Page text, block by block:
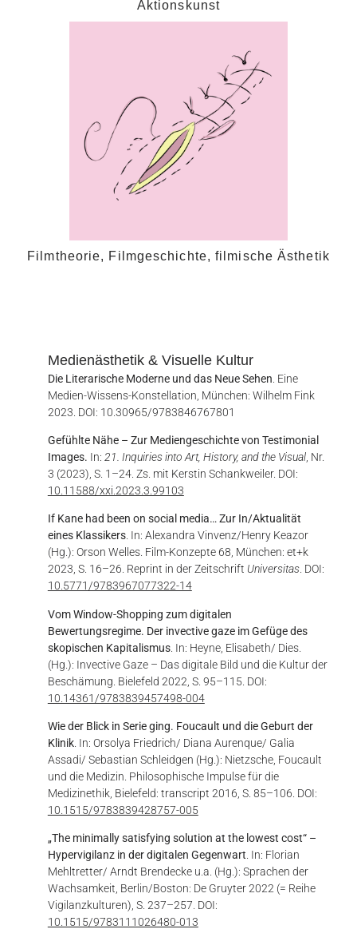
Aktionskunst
Filmtheorie, Filmgeschichte, filmische Ästhetik
Medienästhetik & Visuelle Kultur
Die Literarische Moderne und das Neue Sehen . Eine
Medien-Wissens-Konstellation, München: Wilhelm Fink
2023. DOI: 10.30965/9783846767801
Gefühlte Nähe – Zur Mediengeschichte von Testimonial
Images. In: 21. Inquiries into Art, History, and the Visual, Nr.
3 (2023), S. 1–24. Zs. mit Kerstin Schankweiler. DOI:
10.11588/xxi.2023.3.99103
If Kane had been on social media… Zur In/Aktualität
eines Klassikers. In: Alexandra Vinvenz/Henry Keazor
(Hg.): Orson Welles. Film-Konzepte 68, München: et+k
2023, S. 16–26. Reprint in der Zeitschrift Universitas. DOI:
10.5771/9783967077322-14
Vom Window-Shopping zum digitalen
Bewertungsregime. Der invective gaze im Gefüge des
skopischen Kapitalismus. In: Heyne, Elisabeth/ Dies.
(Hg.): Invective Gaze – Das digitale Bild und die Kultur der
Beschämung. Bielefeld 2022, S. 95–115. DOI:
10.14361/9783839457498-004
Wie der Blick in Serie ging. Foucault und die Geburt der
Klinik. In: Orsolya Friedrich/ Diana Aurenque/ Galia
Assadi/ Sebastian Schleidgen (Hg.): Nietzsche, Foucault
und die Medizin. Philosophische Impulse für die
Medizinethik, Bielefeld: transcript 2016, S. 85–106. DOI:
10.1515/9783839428757-005
„The minimally satisfying solution at the lowest cost“ –
Hypervigilanz in der digitalen Gegenwart. In: Florian
Mehltretter/ Arndt Brendecke u.a. (Hg.): Sprachen der
Wachsamkeit, Berlin/Boston: De Gruyter 2022 (= Reihe
Vigilanzkulturen), S. 237–257. DOI:
10.1515/9783111026480-013